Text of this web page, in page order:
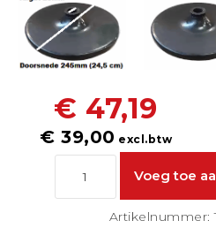
€ 47,19
€ 39,00 excl.btw
Artikelnummer: